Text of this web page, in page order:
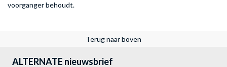
voorganger behoudt.
Terug naar boven
ALTERNATE nieuwsbrief